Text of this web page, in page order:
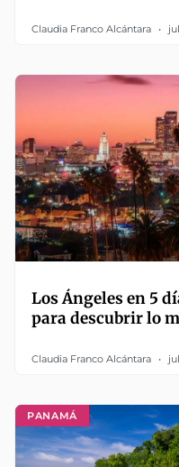
Claudia Franco Alcántara
Los Ángeles en 5
para descubrir lo
Claudia Franco Alcántara
PANAMÁ